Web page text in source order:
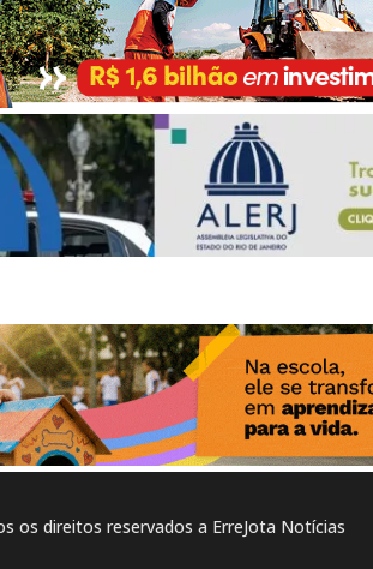
os direitos reservados a ErreJota Notícias